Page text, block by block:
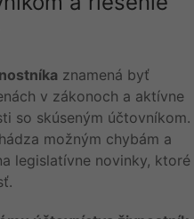
znamená byť
v zákonoch a aktívne
so skúseným účtovníkom.
možným chybám a
legislatívne novinky, ktoré